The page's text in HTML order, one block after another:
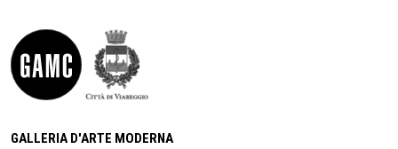
GALLERIA D'ARTE MODERNA